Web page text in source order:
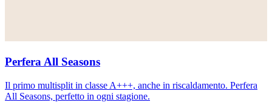
Perfera All Seasons
Il primo multisplit in classe A+++, anche in riscaldamento. Perfera
All Seasons, perfetto in ogni stagione.